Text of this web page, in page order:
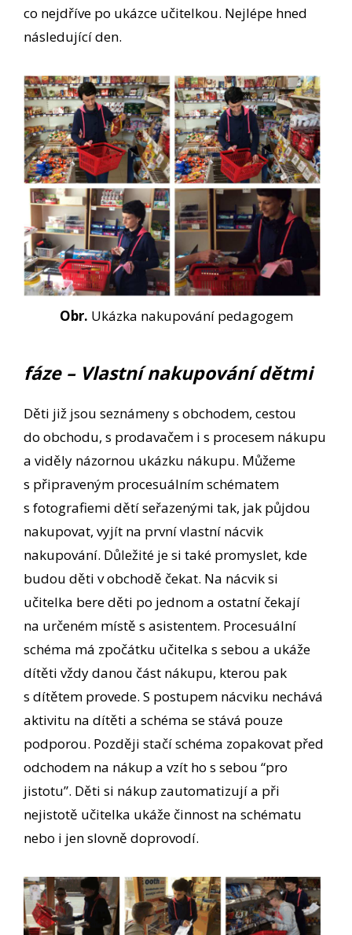
co nejdříve po ukázce učitelkou. Nejlépe hned
následující den.
Obr. Ukázka nakupování pedagogem
fáze – Vlastní nakupování dětmi
Děti již jsou seznámeny s obchodem, cestou
do obchodu, s prodavačem i s procesem nákupu
a viděly názornou ukázku nákupu. Můžeme
s připraveným procesuálním schématem
s fotografiemi dětí seřazenými tak, jak půjdou
nakupovat, vyjít na první vlastní nácvik
nakupování. Důležité je si také promyslet, kde
budou děti v obchodě čekat. Na nácvik si
učitelka bere děti po jednom a ostatní čekají
na určeném místě s asistentem. Procesuální
schéma má zpočátku učitelka s sebou a ukáže
dítěti vždy danou část nákupu, kterou pak
s dítětem provede. S postupem nácviku nechává
aktivitu na dítěti a schéma se stává pouze
podporou. Později stačí schéma zopakovat před
odchodem na nákup a vzít ho s sebou “pro
jistotu”. Děti si nákup zautomatizují a při
nejistotě učitelka ukáže činnost na schématu
nebo i jen slovně doprovodí.